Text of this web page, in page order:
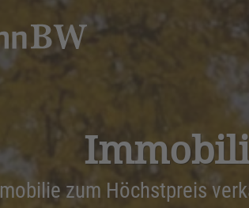
zum Höchstpreis